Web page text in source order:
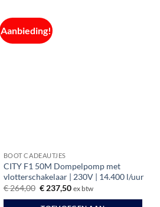
Aanbieding!
BOOT CADEAUTJES
CITY F1 50M Dompelpomp met
vlotterschakelaar | 230V | 14.400 l/uur
€264,00 Oorspronkelijke
was:
€ 237,50Huidige
is:
ex btw